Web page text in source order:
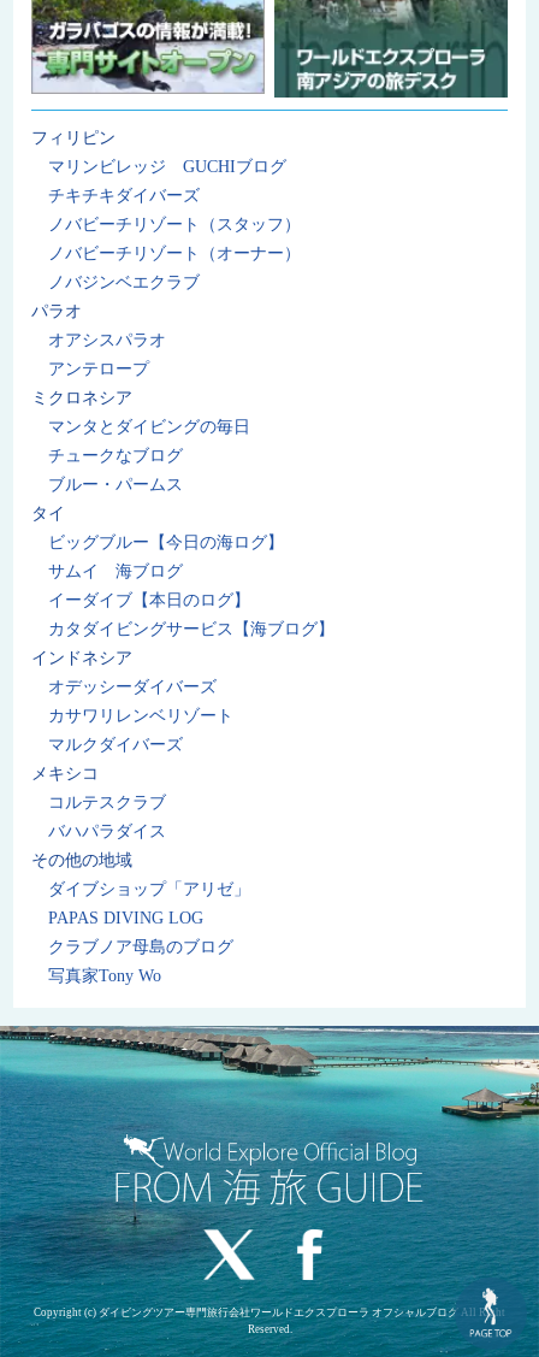
フィリピン
マリンビレッジ GUCHIブログ
チキチキダイバーズ
ノバビーチリゾート（スタッフ）
ノバビーチリゾート（オーナー）
ノバジンベエクラブ
パラオ
オアシスパラオ
アンテロープ
ミクロネシア
マンタとダイビングの毎日
チュークなブログ
ブルー・パームス
タイ
ビッグブルー【今日の海ログ】
サムイ 海ブログ
イーダイブ【本日のログ】
カタダイビングサービス【海ブログ】
インドネシア
オデッシーダイバーズ
カサワリレンベリゾート
マルクダイバーズ
メキシコ
コルテスクラブ
バハパラダイス
その他の地域
ダイブショップ「アリゼ」
PAPAS DIVING LOG
クラブノア母島のブログ
写真家Tony Wo
Copyright (c) ダイビングツアー専門旅行会社ワールドエクスプローラ オフシャルブログ All Right
Reserved.